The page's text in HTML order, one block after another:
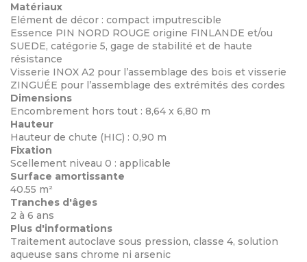
Matériaux
Elément de décor : compact imputrescible
Essence PIN NORD ROUGE origine FINLANDE et/ou
SUEDE, catégorie 5, gage de stabilité et de haute
résistance
Visserie INOX A2 pour l’assemblage des bois et visserie
ZINGUÉE pour l’assemblage des extrémités des cordes
Dimensions
Encombrement hors tout : 8,64 x 6,80 m
Hauteur
Hauteur de chute (HIC) : 0,90 m
Fixation
Scellement niveau 0 : applicable
Surface amortissante
40.55 m²
Tranches d'âges
2 à 6 ans
Plus d'informations
Traitement autoclave sous pression, classe 4, solution
aqueuse sans chrome ni arsenic